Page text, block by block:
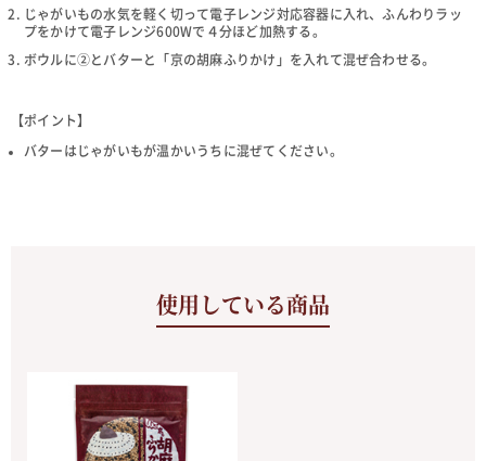
じゃがいもの水気を軽く切って電子レンジ対応容器に入れ、ふんわりラッ
プをかけて電子レンジ600Wで４分ほど加熱する。
ボウルに②とバターと「京の胡麻ふりかけ」を入れて混ぜ合わせる。
【ポイント】
バターはじゃがいもが温かいうちに混ぜてください。
使用している商品